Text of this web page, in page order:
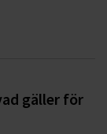
gäller för